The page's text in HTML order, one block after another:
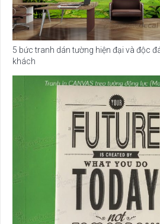
5 bức tranh dán tường hiện đại và độc
khách